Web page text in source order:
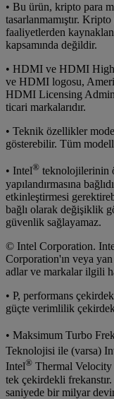
• Bu ürün, kripto para
tasarlanmamıştır.
faaliyetlerden
kapsamında değildir.
• HDMI ve HDMI
ve HDMI logosu,
HDMI Licensing
ticari markalarıdır.
• Teknik özellikler
gösterebilir. Tüm
• Intel® teknolojilerinin
yapılandırmasına
etkinleştirmesi
bağlı olarak değişiklik
güvenlik sağlayamaz.
© Intel Corporation.
Corporation'ın veya
adlar ve markalar ilgili
• P, performans
güçte verimlilik
• Maksimum Turbo
Teknolojisi ile (varsa)
Intel® Thermal Velocity
tek çekirdekli
saniyede bir milyar